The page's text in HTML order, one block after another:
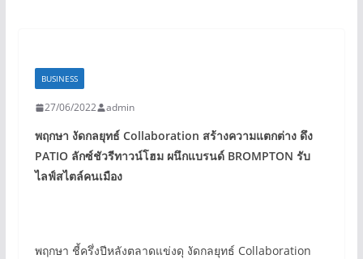
BUSINESS
27/06/2022 admin
พฤกษา งัดกลยุทธ์ Collaboration สร้างความแตกต่าง ดึง
PATIO ลักซ์ชัวรีทาวน์โฮม ผนึกแบรนด์ BROMPTON รับ
ไลฟ์สไตล์คนเมือง
พฤกษา ชี้ครึ่งปีหลังตลาดแข่งดุ งัดกลยุทธ์ Collaboration